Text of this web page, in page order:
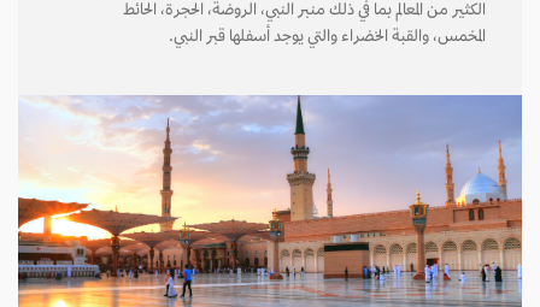
الكثير من المعالم بما في ذلك منبر النبي، الروضة، الحجرة، الحائط
المخمس، والقبة الخضراء والتي يوجد أسفلها قبر النبي.